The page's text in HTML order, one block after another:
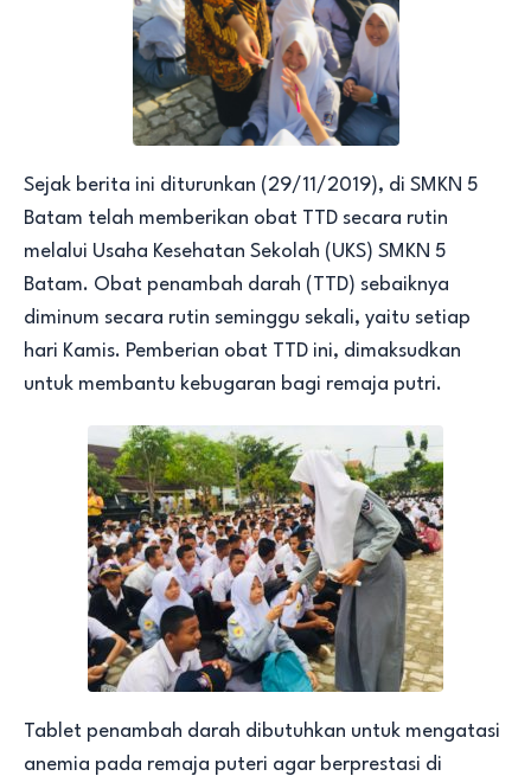
Sejak berita ini diturunkan (29/11/2019), di SMKN 5
Batam telah memberikan obat TTD secara rutin
melalui Usaha Kesehatan Sekolah (UKS) SMKN 5
Batam. Obat penambah darah (TTD) sebaiknya
diminum secara rutin seminggu sekali, yaitu setiap
hari Kamis. Pemberian obat TTD ini, dimaksudkan
untuk membantu kebugaran bagi remaja putri.
Tablet penambah darah dibutuhkan untuk mengatasi
anemia pada remaja puteri agar berprestasi di